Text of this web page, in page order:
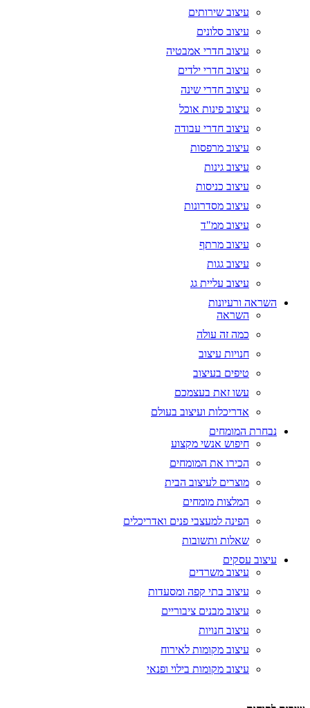
עיצוב שירותים
עיצוב סלונים
עיצוב חדרי אמבטיה
עיצוב חדרי ילדים
עיצוב חדרי שינה
עיצוב פינות אוכל
עיצוב חדרי עבודה
עיצוב מרפסות
עיצוב גינות
עיצוב כניסות
עיצוב מסדרונות
עיצוב ממ"ד
עיצוב מרתף
עיצוב גגות
עיצוב עליית גג
השראה ורעיונות
השראה
כמה זה עולה
חנויות עיצוב
טיפים בעיצוב
עשו זאת בעצמכם
אדריכלות ועיצוב בעולם
נבחרת המומחים
חיפוש אנשי מקצוע
הכירו את המומחים
מוצרים לעיצוב הבית
המלצות מומחים
הפינה למעצבי פנים ואדריכלים
שאלות ותשובות
עיצוב עסקים
עיצוב משרדים
עיצוב בתי קפה ומסעדות
עיצוב מבנים ציבוריים
עיצוב חנויות
עיצוב מקומות לאירוח
עיצוב מקומות בילוי ופנאי